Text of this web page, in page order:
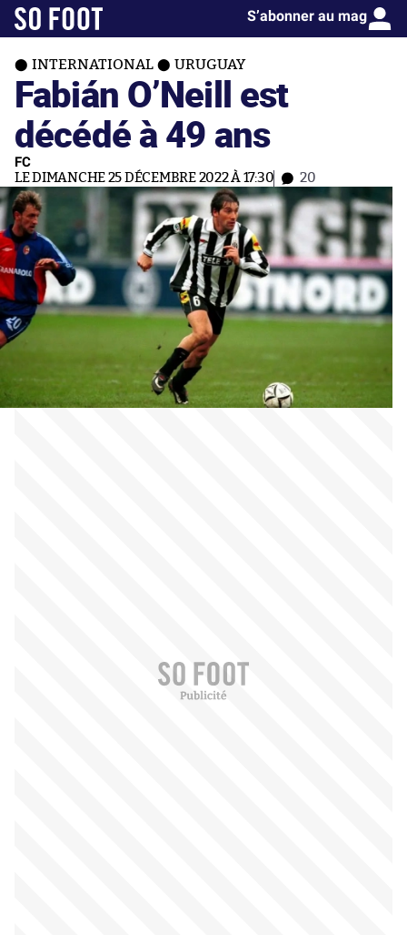
S’abonner au mag
INTERNATIONAL URUGUAY
Fabián O’Neill est
décédé à 49 ans
FC
LE DIMANCHE 25 DÉCEMBRE 2022 À 17:30 20